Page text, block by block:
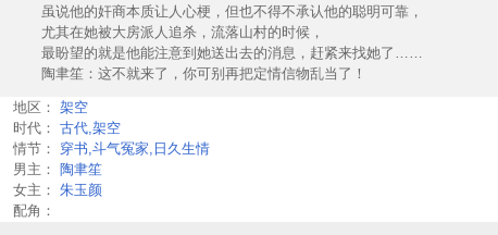
虽说他的奸商本质让人心梗，但也不得不承认他的聪明可靠，
尤其在她被大房派人追杀，流落山村的时候，
最盼望的就是他能注意到她送出去的消息，赶紧来找她了……
陶聿笙：这不就来了，你可别再把定情信物乱当了！
地区： 架空
时代： 古代,架空
情节：
穿书,斗气冤家,日久生情
男主：
陶聿笙
女主： 朱玉颜
配角：